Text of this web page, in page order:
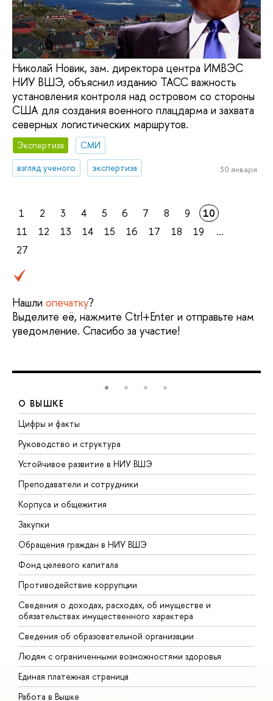
Николай Новик, зам. директора центра ИМВЭС
НИУ ВШЭ, объяснил изданию ТАСС важность
установления контроля над островом со стороны
США для создания военного плацдарма и захвата
северных логистических маршрутов.
Экспертиза
СМИ
взгляд ученого
экспертиза 30 января
1 2 3 4 5 6 7 8 9
10
11
12 13 14 15 16 17 18 19
...
27
Нашли опечатку?
Выделите её, нажмите Ctrl+Enter и отправьте нам
уведомление. Спасибо за участие!
О ВЫШКЕ
Цифры и факты
Руководство и структура
Устойчивое развитие в НИУ ВШЭ
Преподаватели и сотрудники
Корпуса и общежития
Закупки
Обращения граждан в НИУ ВШЭ
Фонд целевого капитала
Противодействие коррупции
Сведения о доходах, расходах, об имуществе и
обязательствах имущественного характера
Сведения об образовательной организации
Людям с ограниченными возможностями здоровья
Единая платежная страница
Работа в Вышке